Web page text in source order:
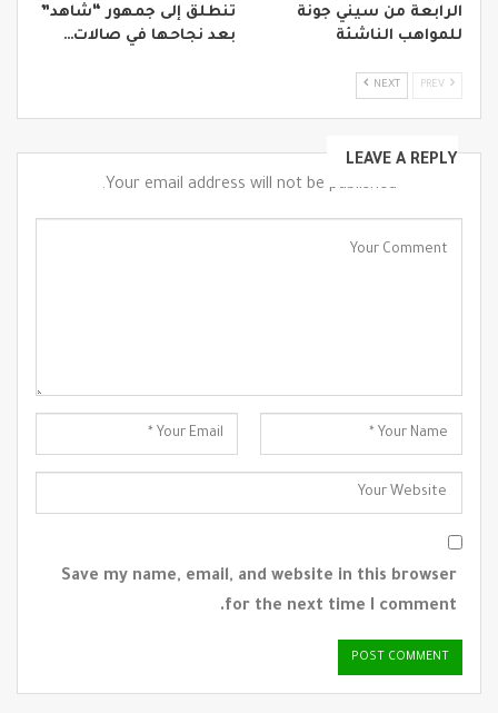
الرابعة من سيني جونة
للمواهب الناشئة
تنطلق إلى جمهور “شاهد”
بعد نجاحها في صالات…
NEXT
LEAVE A REPLY
Your email address will not be published.
Save my name, email, and website in this browser
for the next time I comment.